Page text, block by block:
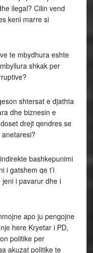
ilegal? Cilin vend
keni marre si
te mbydhura eshte
shkak per
shtersat e djathta
dhe biznesin e
drejt qendres se
bashkepunimi
i gatshem qe t’i
i pavarur dhe i
apo ju pengojne
here Kryetar i PD,
politike per
akuzat politike te